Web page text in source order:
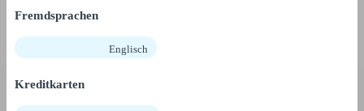
Fremdsprachen
Englisch
Kreditkarten